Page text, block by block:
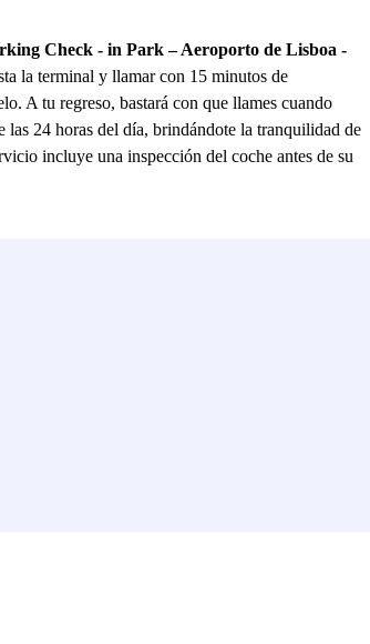
Check - in Park – Aeroporto de Lisboa -
la terminal y llamar con 15 minutos de
A tu regreso, bastará con que llames cuando
las 24 horas del día, brindándote la tranquilidad de
incluye una inspección del coche antes de su